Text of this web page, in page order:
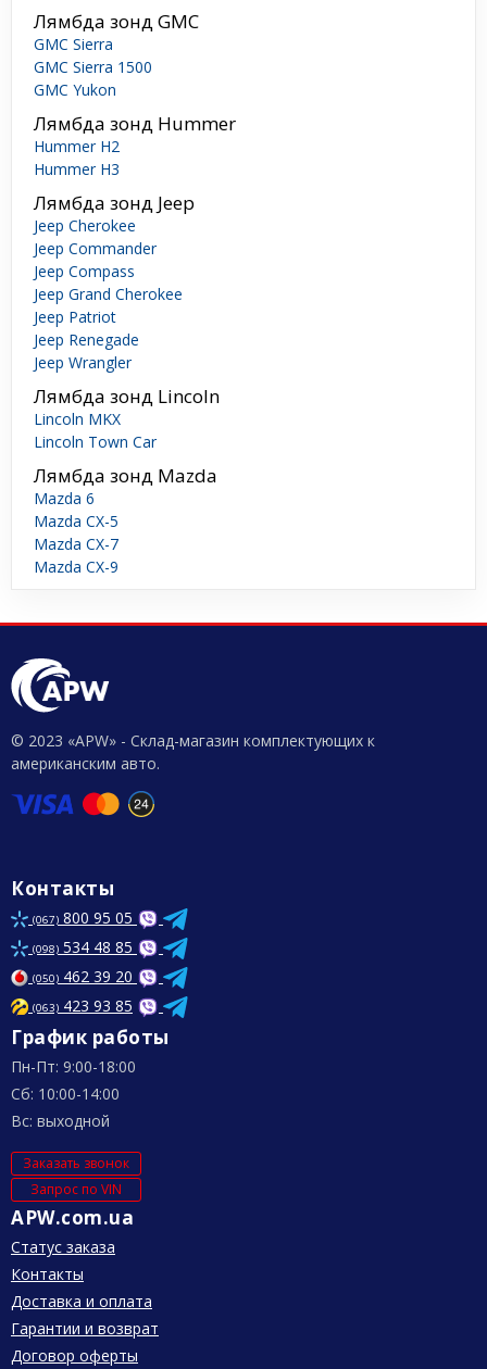
Лямбда зонд GMC
GMC Sierra
GMC Sierra 1500
GMC Yukon
Лямбда зонд Hummer
Hummer H2
Hummer H3
Лямбда зонд Jeep
Jeep Cherokee
Jeep Commander
Jeep Compass
Jeep Grand Cherokee
Jeep Patriot
Jeep Renegade
Jeep Wrangler
Лямбда зонд Lincoln
Lincoln MKX
Lincoln Town Car
Лямбда зонд Mazda
Mazda 6
Mazda CX-5
Mazda CX-7
Mazda CX-9
© 2023 «APW» - Склад-магазин комплектующих к
американским авто.
Контакты
(067) 800 95 05
(098) 534 48 85
(050) 462 39 20
(063) 423 93 85
График работы
Пн-Пт: 9:00-18:00
Сб: 10:00-14:00
Вс: выходной
Заказать звонок
Запрос по VIN
APW.com.ua
Статус заказа
Контакты
Доставка и оплата
Гарантии и возврат
Договор оферты